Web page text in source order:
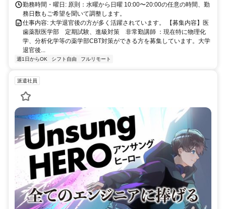
勤務時間・曜日: 原則：水曜から日曜 10:00〜20:00の任意の時間、勤
務日数もご希望を聞いて調整します。
仕事内容: 大学退官後の方が多く活躍されています。 【募集内容】医
歯薬獣医学部 定期試験、進級対策 非常勤講師 ：現在特に物理化
学、分析化学等の薬学部CBT対策ができる方を募集しています。大学
退官後...
週1日からOK シフト自由 フルリモート
派遣社員